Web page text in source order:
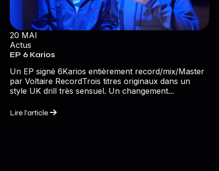
20 MAI
Actus
EP 6 Karios
Un EP signé 6Karios entièrement record/mix/Master
par Voltaire RecordTrois titres originaux dans un
style UK drill très sensuel. Un changement...
Lire l'article